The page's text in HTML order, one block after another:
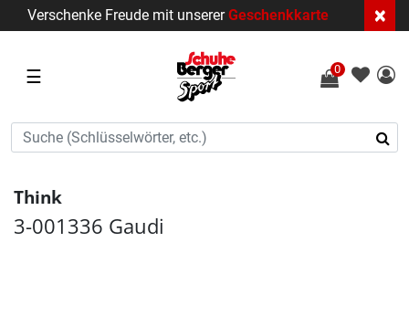
Verschenke Freude mit unsererGeschenkkarte ×
☰ 0
Think
3-001336 Gaudi